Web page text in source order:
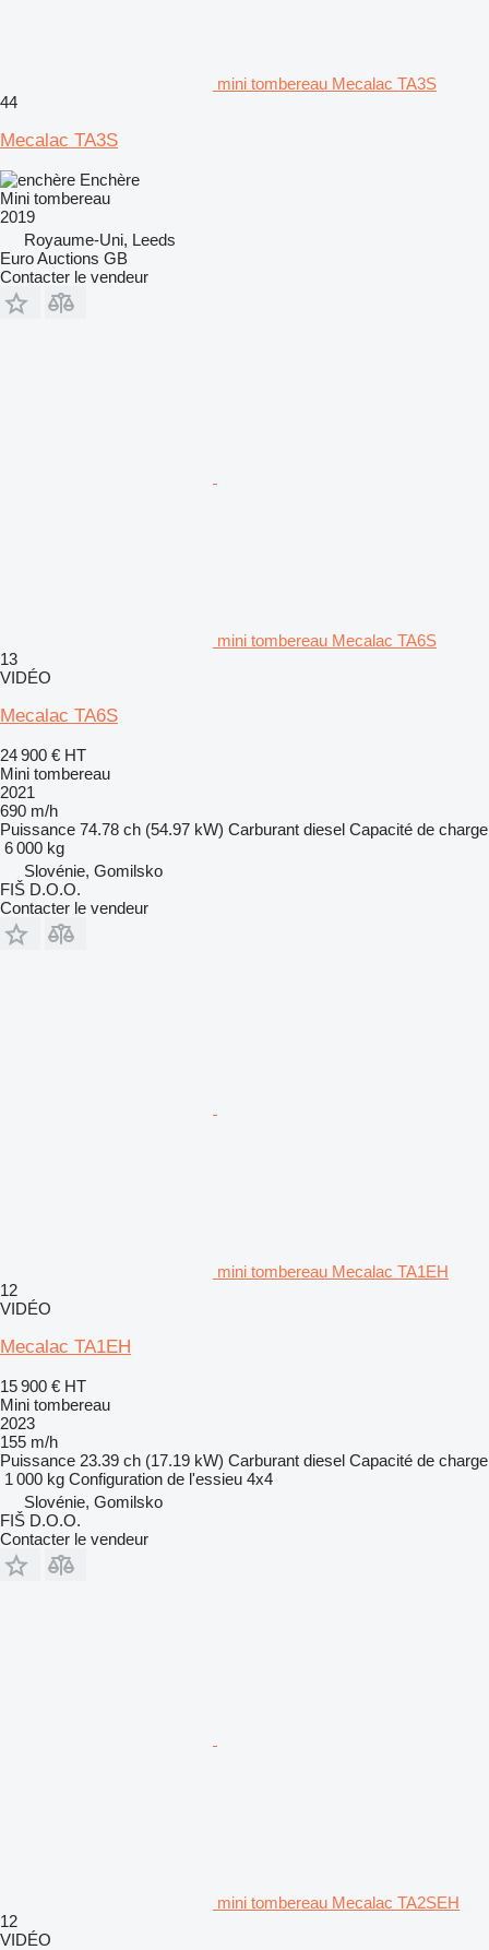
mini tombereau Mecalac TA3S
44
Mecalac TA3S
Enchère
Mini tombereau
2019
Royaume-Uni, Leeds
Euro Auctions GB
Contacter le vendeur
mini tombereau Mecalac TA6S
13
VIDÉO
Mecalac TA6S
24 900 € HT
Mini tombereau
2021
690 m/h
Puissance 74.78 ch (54.97 kW) Carburant diesel Capacité de charge
6 000 kg
Slovénie, Gomilsko
FIŠ D.O.O.
Contacter le vendeur
mini tombereau Mecalac TA1EH
12
VIDÉO
Mecalac TA1EH
15 900 € HT
Mini tombereau
2023
155 m/h
Puissance 23.39 ch (17.19 kW) Carburant diesel Capacité de charge
1 000 kg Configuration de l'essieu 4x4
Slovénie, Gomilsko
FIŠ D.O.O.
Contacter le vendeur
mini tombereau Mecalac TA2SEH
12
VIDÉO